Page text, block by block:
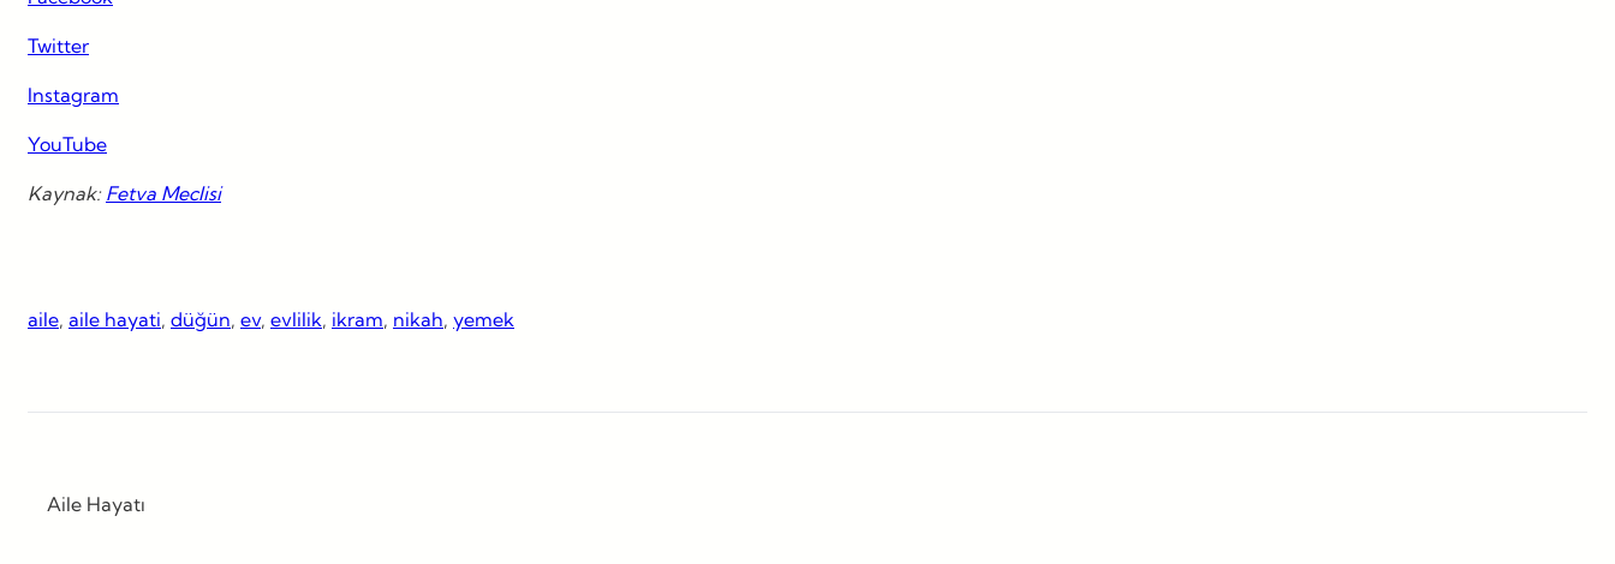
Twitter
Instagram
YouTube
Kaynak: Fetva Meclisi
aile, aile hayati, düğün, ev, evlilik, ikram, nikah, yemek
Aile Hayatı